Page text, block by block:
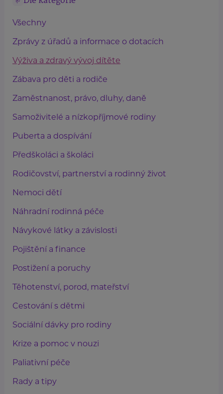
Všechny
Zprávy z úřadů a informace o dotacích
Výživa a zdravý vývoj dítěte
Zábava pro děti a rodiče
Zaměstnanost, právo, dluhy, daně
Samoživitelé a nízkopříjmové rodiny
Puberta a dospívání
Předškoláci a školáci
Rodičovství, partnerství a rodinný život
Nemoci dětí
Náhradní rodinná péče
Návykové látky a závislosti
Pojištění a finance
Postižení a poruchy
Těhotenství, porod, mateřství
Cestování s dětmi
Sociální dávky pro rodiny
Krize a pomoc v nouzi
Paliativní péče
Rady a tipy